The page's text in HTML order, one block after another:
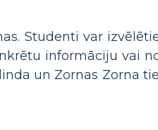
Studenti var
informāciju vai
un Zornas Zorna